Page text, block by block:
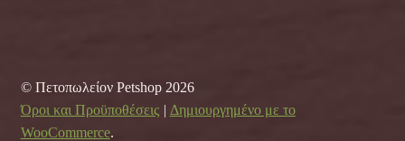
© Πετοπωλείον Petshop 2026
Όροι και Προϋποθέσεις
Δημιουργημένο με το
WooCommerce.